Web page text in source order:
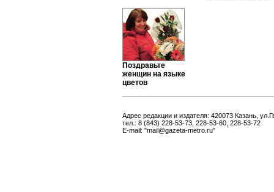
Поздравьте
женщин на языке
цветов
Адрес редакции и издателя: 420073 Казань,
тел.: 8 (843) 228-53-73, 228-53-60, 228-53-72
E-mail: "mail@gazeta-metro.ru"